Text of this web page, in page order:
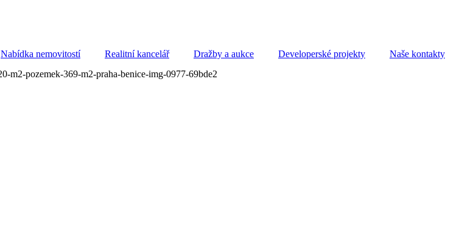
Nabídka nemovitostí Realitní kancelář Dražby a aukce Developerské projekty Naše kontakty